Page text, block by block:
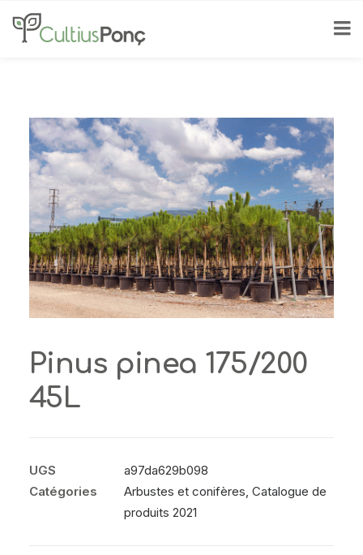
Pinus pinea 175/200
45L
UGS
a97da629b098
Catégories
Arbustes et conifères, Catalogue de
produits 2021